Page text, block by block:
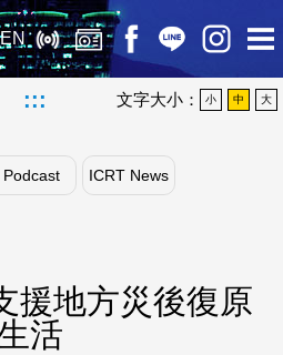
EN
::: 文字大小： 小 中 大
Podcast ICRT News
援地方災後復原
活